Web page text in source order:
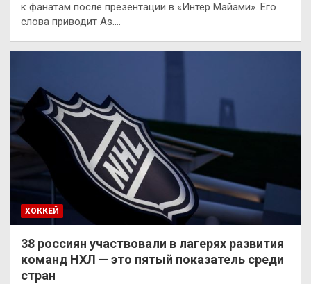
к фанатам после презентации в «Интер Майами». Его
слова приводит As.…
ХОККЕЙ
38 россиян участвовали в лагерях развития
команд НХЛ — это пятый показатель среди
стран